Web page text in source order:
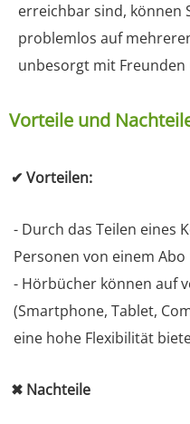
erreichbar sind, können
problemlos auf
unbesorgt mit Freunden
Vorteile und
✔ Vorteilen:
- Durch das Teilen eines
Personen von einem
- Hörbücher können auf
(Smartphone, Tablet,
eine hohe Flexibilität
✖ Nachteile